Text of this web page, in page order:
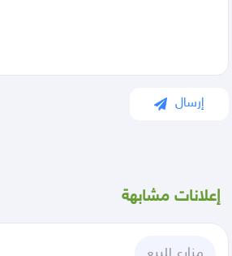
إعلانات مشابهة
إرسال